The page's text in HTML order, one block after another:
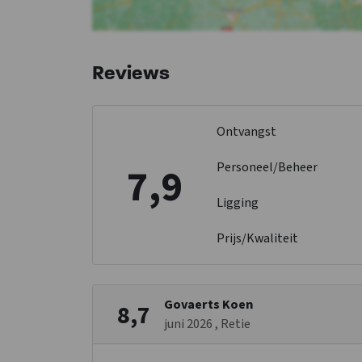
Reviews
7,9
Ontvangst
Personeel/Beheer
Ligging
Prijs/Kwaliteit
8,7
Govaerts Koen
juni 2026, Retie